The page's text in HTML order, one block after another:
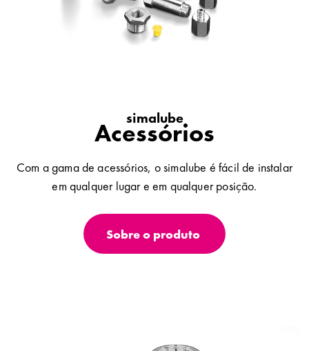
simalube
Acessórios
Com a gama de acessórios, o simalube é fácil de instalar
em qualquer lugar e em qualquer posição.
Sobre o produto